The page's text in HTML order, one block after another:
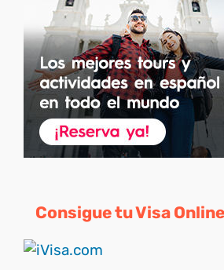
Consigue tu Visa Online